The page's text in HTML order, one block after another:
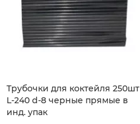
Трубочки для коктейля 250шт
L-240 d-8 черные прямые в
инд. упак